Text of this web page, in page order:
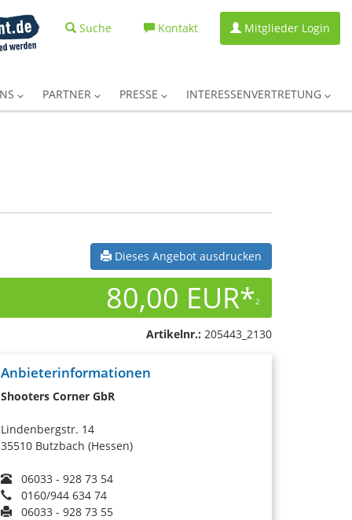
Suche Kontakt Mitglieder Login
PARTNER PRESSE INTERESSENVERTRETUNG
Dieses Angebot ausdrucken
80,00 EUR*2
Artikelnr.: 205443_2130
Anbieterinformationen
Shooters Corner GbR
Lindenbergstr. 14
35510 Butzbach (Hessen)
06033 - 928 73 54
0160/944 634 74
06033 - 928 73 55